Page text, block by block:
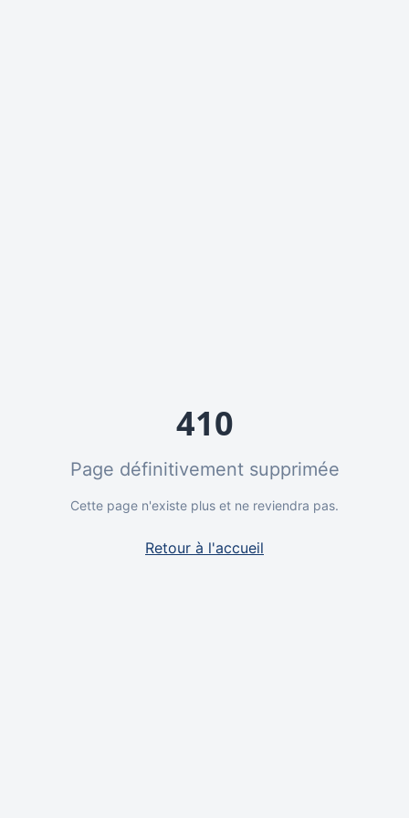
410
Page définitivement supprimée
Cette page n'existe plus et ne reviendra pas.
Retour à l'accueil